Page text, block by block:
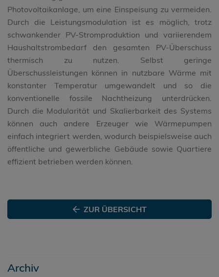
Photovoltaikanlage, um eine Einspeisung zu vermeiden.
Durch die Leistungsmodulation ist es möglich, trotz
schwankender PV-Stromproduktion und variierendem
Haushaltstrombedarf den gesamten PV-Überschuss
thermisch zu nutzen. Selbst geringe
Überschussleistungen können in nutzbare Wärme mit
konstanter Temperatur umgewandelt und so die
konventionelle fossile Nachtheizung unterdrücken.
Durch die Modularität und Skalierbarkeit des Systems
können auch andere Erzeuger wie Wärmepumpen
einfach integriert werden, wodurch beispielsweise auch
öffentliche und gewerbliche Gebäude sowie Quartiere
effizient betrieben werden können.
ZUR ÜBERSICHT
Archiv